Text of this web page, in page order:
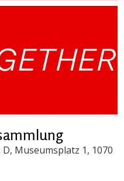
D, Museumsplatz 1, 1070